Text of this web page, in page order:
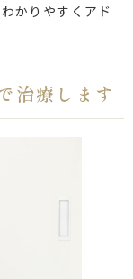
かりやすくアド
治療します